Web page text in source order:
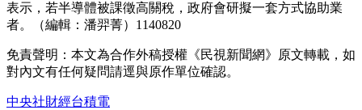
表示，若半導體被課徵高關稅，政府會研擬一套方式協助業
者。（編輯：潘羿菁）1140820
免責聲明：本文為合作外稿授權《民視新聞網》原文轉載，如
對內文有任何疑問請逕與原作單位確認。
中央社財經台積電